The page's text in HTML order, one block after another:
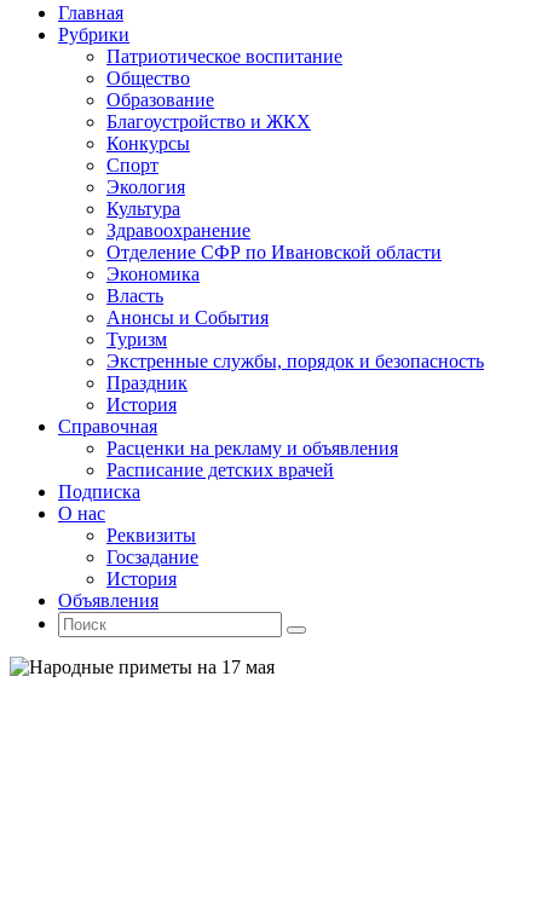
Промотать
содержимому
Главная
Рубрики
Патриотическое воспитание
Общество
Образование
Благоустройство и ЖКХ
Конкурсы
Спорт
Экология
Культура
Здравоохранение
Отделение СФР по Ивановской области
Экономика
Власть
Анонсы и События
Туризм
Экстренные службы, порядок и безопасность
Праздник
История
Справочная
Расценки на рекламу и объявления
Расписание детских врачей
Подписка
О нас
Реквизиты
Госзадание
История
Объявления
Поиск
Искать:
Поиск